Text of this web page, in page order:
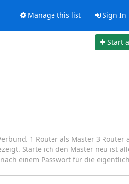
Manage this list Sign In
Start
1 Router als Master 3 Router
Starte ich den Master neu ist
einem Passwort für die